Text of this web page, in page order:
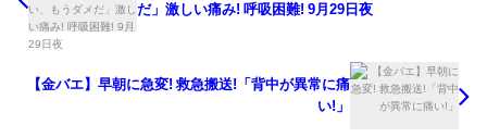
だ」激しい痛み! 呼吸困難! 9月29日夜
【金バエ】早朝に急変! 救急搬送!「背中が異常に痛
い!」